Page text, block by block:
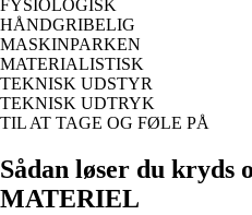
FYSIOLOGISK
HÅNDGRIBELIG
MASKINPARKEN
MATERIALISTISK
TEKNISK UDSTYR
TEKNISK UDTRYK
TIL AT TAGE OG FØLE PÅ
Sådan løser du kryds
MATERIEL